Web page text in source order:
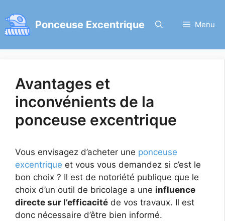
au
contenu Ponceuse Excentrique Menu
Avantages et
inconvénients de la
ponceuse excentrique
Vous envisagez d’acheter une ponceuse
excentrique et vous vous demandez si c’est le
bon choix ? Il est de notoriété publique que le
choix d’un outil de bricolage a une influence
directe sur l’efficacité de vos travaux. Il est
donc nécessaire d’être bien informé.